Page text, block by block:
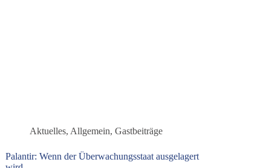
Aktuelles, Allgemein,Gastbeiträge
Palantir: Wenn der Überwachungsstaat ausgelagert